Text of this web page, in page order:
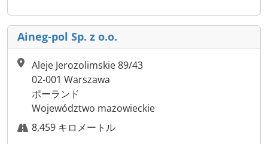
Aineg-pol Sp. z o.o.
Aleje Jerozolimskie 89/43
02-001 Warszawa
ポーランド
Województwo mazowieckie
8,459 キロメートル